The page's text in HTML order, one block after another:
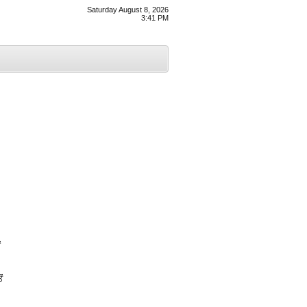
Saturday August 8, 2026
3:41 PM